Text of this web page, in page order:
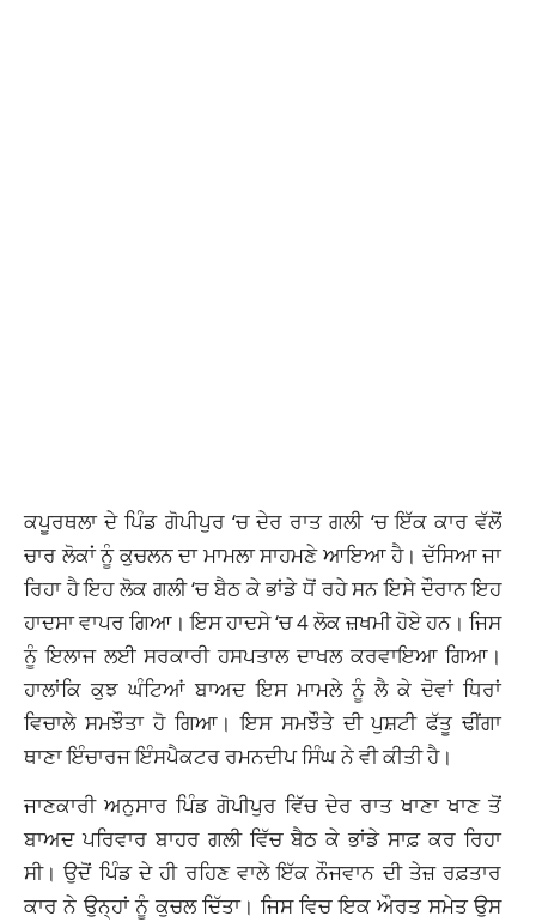
ਕਪੂਰਥਲਾ ਦੇ ਪਿੰਡ ਗੋਪੀਪੁਰ ‘ਚ ਦੇਰ ਰਾਤ ਗਲੀ ‘ਚ ਇੱਕ ਕਾਰ ਵੱਲੋਂ
ਚਾਰ ਲੋਕਾਂ ਨੂੰ ਕੁਚਲਨ ਦਾ ਮਾਮਲਾ ਸਾਹਮਣੇ ਆਇਆ ਹੈ। ਦੱਸਿਆ ਜਾ
ਰਿਹਾ ਹੈ ਇਹ ਲੋਕ ਗਲੀ ‘ਚ ਬੈਠ ਕੇ ਭਾਂਡੇ ਧੋਂ ਰਹੇ ਸਨ ਇਸੇ ਦੌਰਾਨ ਇਹ
ਹਾਦਸਾ ਵਾਪਰ ਗਿਆ। ਇਸ ਹਾਦਸੇ ‘ਚ 4 ਲੋਕ ਜ਼ਖਮੀ ਹੋਏ ਹਨ। ਜਿਸ
ਨੂੰ ਇਲਾਜ ਲਈ ਸਰਕਾਰੀ ਹਸਪਤਾਲ ਦਾਖਲ ਕਰਵਾਇਆ ਗਿਆ।
ਹਾਲਾਂਕਿ ਕੁਝ ਘੰਟਿਆਂ ਬਾਅਦ ਇਸ ਮਾਮਲੇ ਨੂੰ ਲੈ ਕੇ ਦੋਵਾਂ ਧਿਰਾਂ
ਵਿਚਾਲੇ ਸਮਝੌਤਾ ਹੋ ਗਿਆ। ਇਸ ਸਮਝੌਤੇ ਦੀ ਪੁਸ਼ਟੀ ਫੱਤੂ ਢੀਂਗਾ
ਥਾਣਾ ਇੰਚਾਰਜ ਇੰਸਪੈਕਟਰ ਰਮਨਦੀਪ ਸਿੰਘ ਨੇ ਵੀ ਕੀਤੀ ਹੈ।
ਜਾਣਕਾਰੀ ਅਨੁਸਾਰ ਪਿੰਡ ਗੋਪੀਪੁਰ ਵਿੱਚ ਦੇਰ ਰਾਤ ਖਾਣਾ ਖਾਣ ਤੋਂ
ਬਾਅਦ ਪਰਿਵਾਰ ਬਾਹਰ ਗਲੀ ਵਿੱਚ ਬੈਠ ਕੇ ਭਾਂਡੇ ਸਾਫ਼ ਕਰ ਰਿਹਾ
ਸੀ। ਉਦੋਂ ਪਿੰਡ ਦੇ ਹੀ ਰਹਿਣ ਵਾਲੇ ਇੱਕ ਨੌਜਵਾਨ ਦੀ ਤੇਜ਼ ਰਫ਼ਤਾਰ
ਕਾਰ ਨੇ ਉਨ੍ਹਾਂ ਨੂੰ ਕੁਚਲ ਦਿੱਤਾ। ਜਿਸ ਵਿਚ ਇਕ ਔਰਤ ਸਮੇਤ ਉਸ